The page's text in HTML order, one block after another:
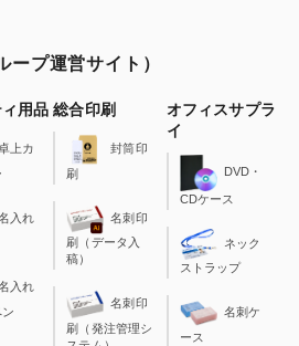
ープ運営サイト）
用品
上カ
入れ
入れ
総合印刷
封筒印
刷
名刺印
刷（データ入
稿）
名刺印
刷（発注管理シ
オフィスサプラ
イ
DVD・
CDケース
ネック
ストラップ
名刺ケ
ース